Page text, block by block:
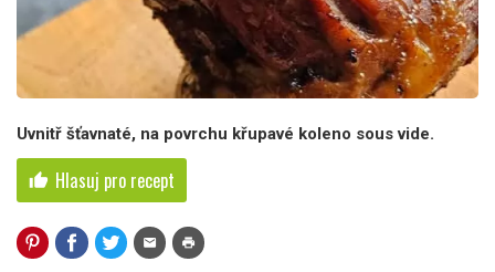
Uvnitř šťavnaté, na povrchu křupavé koleno sous vide.
thumb_up Hlasuj pro recept
mail print